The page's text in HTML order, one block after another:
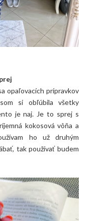
opaľovacích prípravkov
si obľúbila všetky
je naj. Je to sprej s
kokosová vôňa a
ho už druhým
tak používať budem